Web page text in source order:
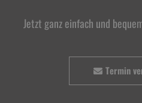
Jetzt ganz einfach und
Termin